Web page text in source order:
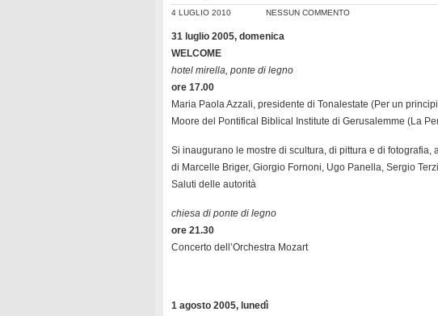
4 LUGLIO 2010 NESSUN COMMENTO
31 luglio 2005, domenica
WELCOME
hotel mirella, ponte di legno
ore 17.00
Maria Paola Azzali, presidente di Tonalestate (Per un
Moore del Pontifical Biblical Institute di Gerusalemme (La
Si inaugurano le mostre di scultura, di pittura e di
di Marcelle Briger, Giorgio Fornoni, Ugo Panella, Sergio
Saluti delle autorità
chiesa di ponte di legno
ore 21.30
Concerto dell’Orchestra Mozart
1 agosto 2005, lunedì